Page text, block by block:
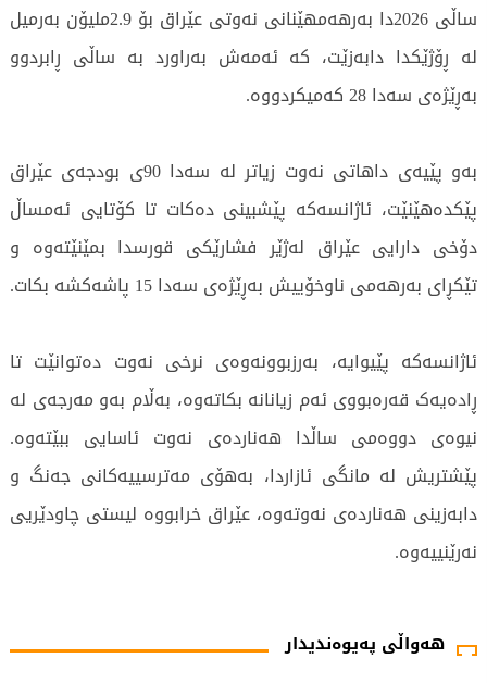
هەواڵی پەیوەندیدار
ساڵی 2026دا بەرهەمهێنانی نەوتی عێراق بۆ 2.9ملیۆن بەرمیل
لە ڕۆژێکدا دابەزێت، کە ئەمەش بەراورد بە ساڵی ڕابردوو
بەڕێژەی سەدا 28 کەمیکردووە.
بەو پێیەی داهاتی نەوت زیاتر لە سەدا 90ی بودجەی عێراق
پێکدەهێنێت، ئاژانسەکە پێشبینی دەکات تا کۆتایی ئەمساڵ
دۆخی دارایی عێراق لەژێر فشارێکی قورسدا بمێنێتەوە و
تێکڕای بەرهەمی ناوخۆییش بەڕێژەی سەدا 15 پاشەکشە بکات.
ئاژانسەکە پێیوایە، بەرزبوونەوەی نرخی نەوت دەتوانێت تا
ڕادەیەک قەرەبووی ئەم زیانانە بکاتەوە، بەڵام بەو مەرجەی لە
نیوەی دووەمی ساڵدا هەناردەی نەوت ئاسایی ببێتەوە.
پێشتریش لە مانگی ئازاردا، بەهۆی مەترسییەکانی جەنگ و
دابەزینی هەناردەی نەوتەوە، عێراق خرابووە لیستی چاودێریی
نەرێنییەوە.